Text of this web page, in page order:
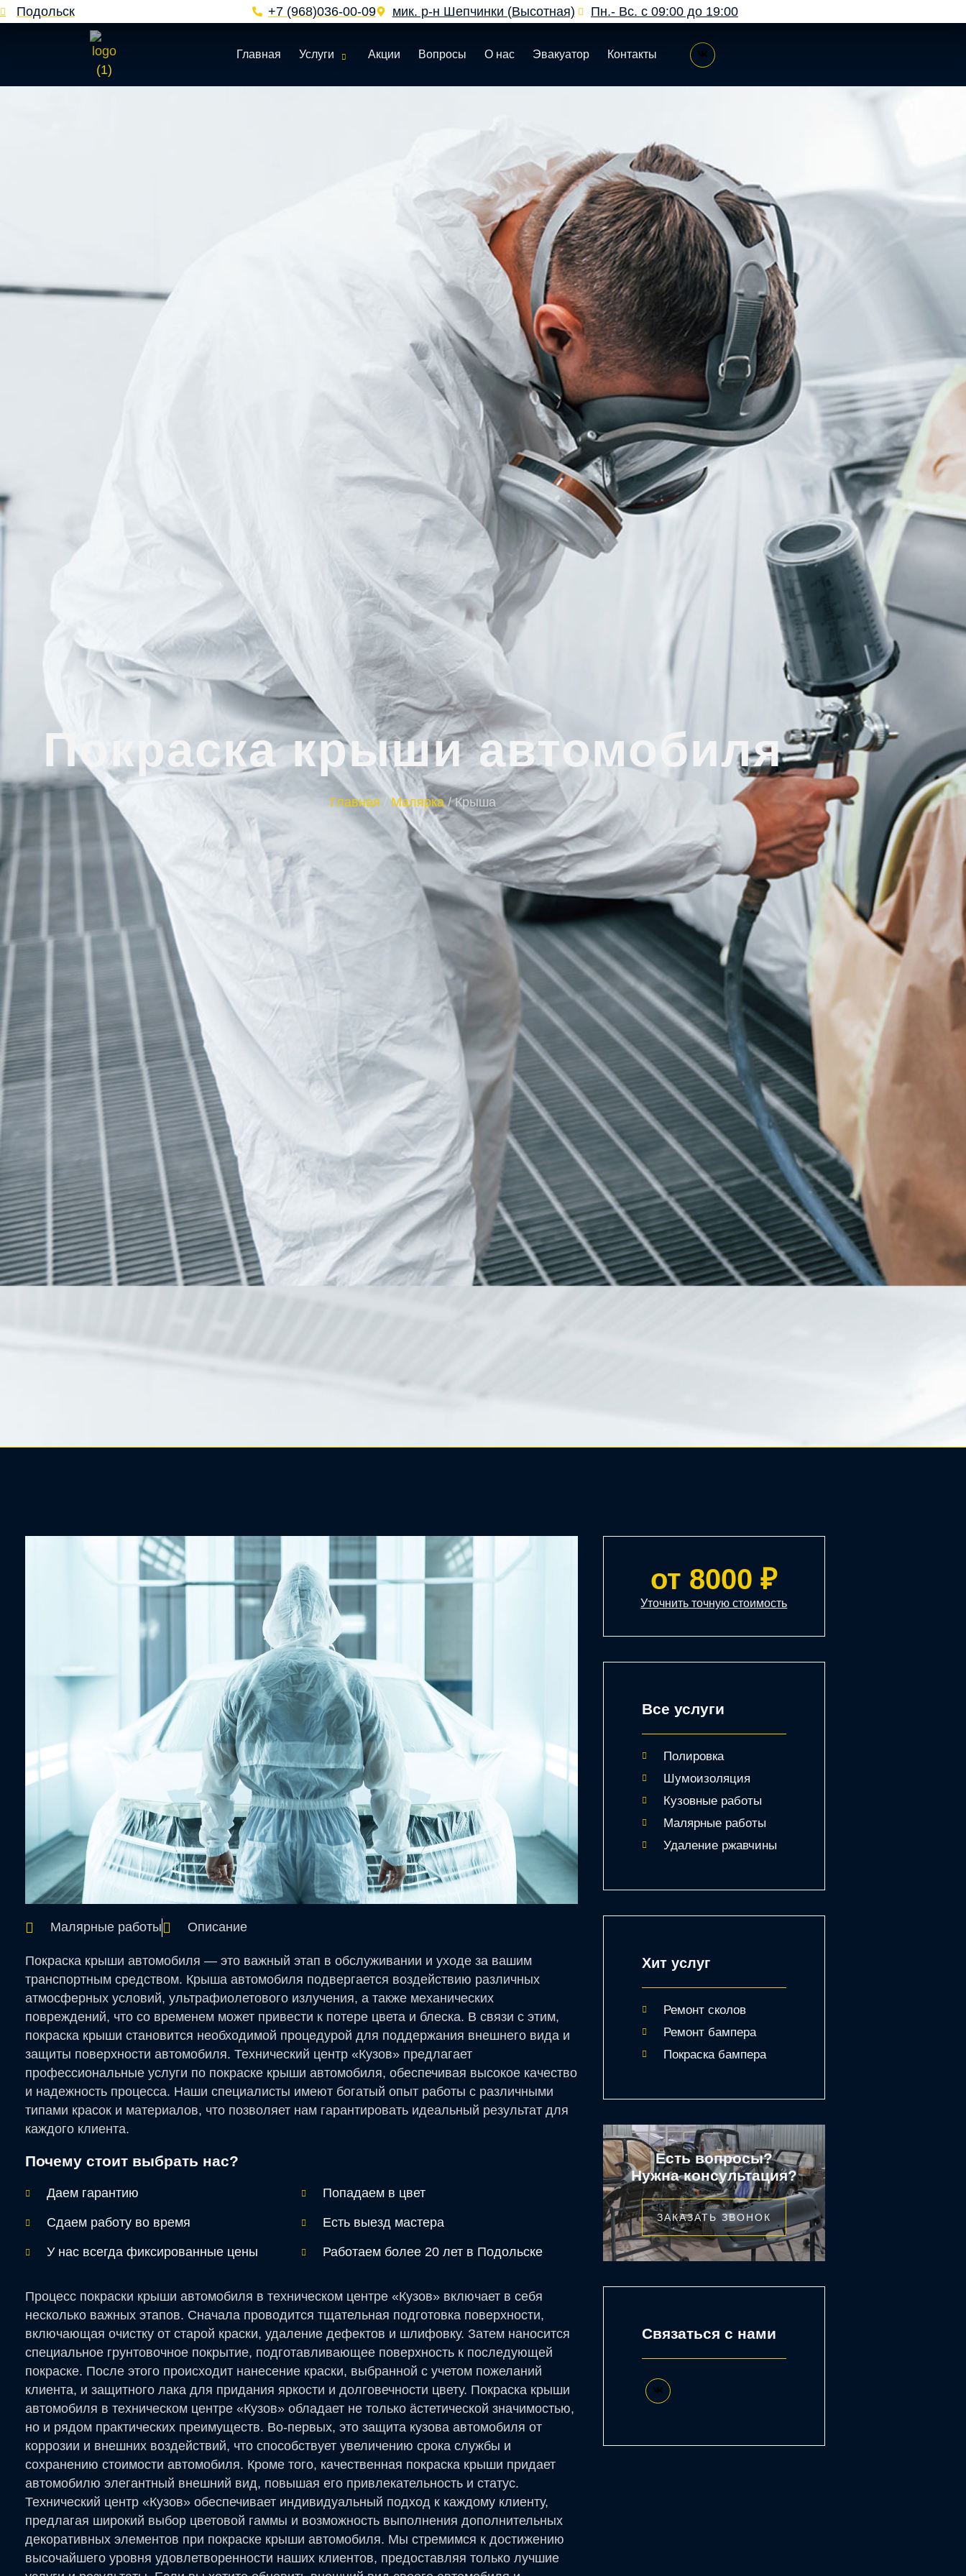
Подольск +7 (968)036‑00‑09 мик. р-н Шепчинки (Высотная) Пн.- Вс. с 09:00 до 19:00
Главная Услуги Акции Вопросы О нас Эвакуатор Контакты
Покраска крыши автомобиля
Главная Малярка/Крыша
Малярные работы Описание
Покраска крыши автомобиля — это важный этап в обслуживании и уходе за вашим
транспортным средством. Крыша автомобиля подвергается воздействию различных
атмосферных условий, ультрафиолетового излучения, а также механических
повреждений, что со временем может привести к потере цвета и блеска. В связи с этим,
покраска крыши становится необходимой процедурой для поддержания внешнего вида и
защиты поверхности автомобиля. Технический центр «Кузов» предлагает
профессиональные услуги по покраске крыши автомобиля, обеспечивая высокое качество
и надежность процесса. Наши специалисты имеют богатый опыт работы с различными
типами красок и материалов, что позволяет нам гарантировать идеальный результат для
каждого клиента.
Почему стоит выбрать нас?
Даем гарантию
Сдаем работу во время
У нас всегда фиксированные цены
Попадаем в цвет
Есть выезд мастера
Работаем более 20 лет в Подольске
Процесс покраски крыши автомобиля в техническом центре «Кузов» включает в себя
несколько важных этапов. Сначала проводится тщательная подготовка поверхности,
включающая очистку от старой краски, удаление дефектов и шлифовку. Затем наносится
специальное грунтовочное покрытие, подготавливающее поверхность к последующей
покраске. После этого происходит нанесение краски, выбранной с учетом пожеланий
клиента, и защитного лака для придания яркости и долговечности цвету. Покраска крыши
автомобиля в техническом центре «Кузов» обладает не только äстетической значимостью,
но и рядом практических преимуществ. Во-первых, это защита кузова автомобиля от
коррозии и внешних воздействий, что способствует увеличению срока службы и
сохранению стоимости автомобиля. Кроме того, качественная покраска крыши придает
автомобилю элегантный внешний вид, повышая его привлекательность и статус.
Технический центр «Кузов» обеспечивает индивидуальный подход к каждому клиенту,
предлагая широкий выбор цветовой гаммы и возможность выполнения дополнительных
декоративных элементов при покраске крыши автомобиля. Мы стремимся к достижению
высочайшего уровня удовлетворенности наших клиентов, предоставляя только лучшие
от 8000 ₽
Уточнить точную стоимость
Все услуги
Полировка
Шумоизоляция
Кузовные работы
Малярные работы
Удаление ржавчины
Хит услуг
Ремонт сколов
Ремонт бампера
Покраска бампера
Есть вопросы?
Нужна консультация?
ЗАКАЗАТЬ ЗВОНОК
Связаться с нами